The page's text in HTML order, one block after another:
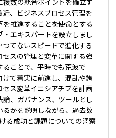
数の統合ポイントを確立す
、ビジネスプロセス管理を
推進することを使命とする
エキスパートを設立しまし
てないスピードで進化する
スの管理と変革に関する強
ことで、平時でも荒波で
て着実に前進し、混乱や誇
ス変革イニシアチブを計画
論、ガバナンス、ツールとし
かを説明しながら、過去数
る成功と課題についての洞察